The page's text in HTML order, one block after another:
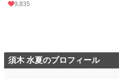
9,835
須木 水夏のプロフィール